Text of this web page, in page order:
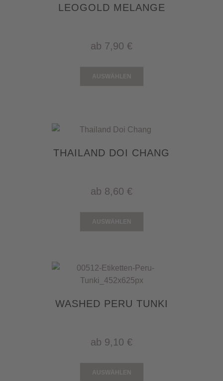
LEOGOLD MELANGE
ab 7,90 €
THAILAND DOI CHANG
ab 8,60 €
WASHED PERU TUNKI
ab 9,10 €